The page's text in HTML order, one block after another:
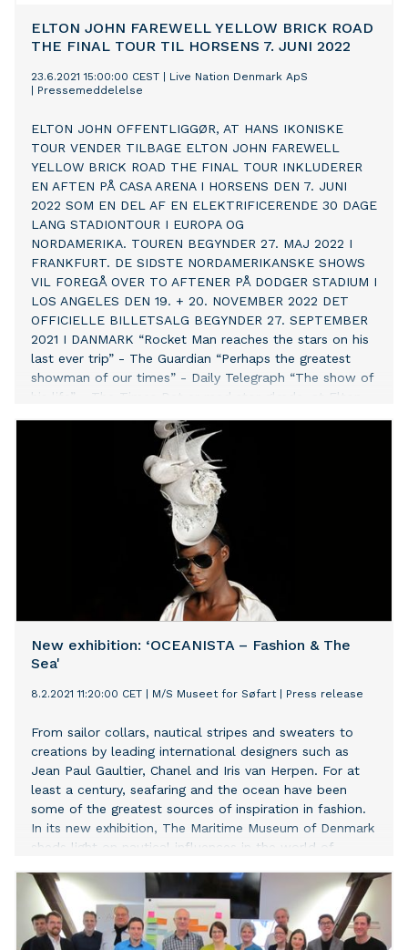
ELTON JOHN FAREWELL YELLOW BRICK ROAD
THE FINAL TOUR TIL HORSENS 7. JUNI 2022
23.6.2021 15:00:00 CEST
Live Nation Denmark ApS
Pressemeddelelse
ELTON JOHN OFFENTLIGGØR, AT HANS IKONISKE
TOUR VENDER TILBAGE ELTON JOHN FAREWELL
YELLOW BRICK ROAD THE FINAL TOUR INKLUDERER
EN AFTEN PÅ CASA ARENA I HORSENS DEN 7. JUNI
2022 SOM EN DEL AF EN ELEKTRIFICERENDE 30 DAGE
LANG STADIONTOUR I EUROPA OG
NORDAMERIKA. TOUREN BEGYNDER 27. MAJ 2022 I
FRANKFURT. DE SIDSTE NORDAMERIKANSKE SHOWS
VIL FOREGÅ OVER TO AFTENER PÅ DODGER STADIUM I
LOS ANGELES DEN 19. + 20. NOVEMBER 2022 DET
OFFICIELLE BILLETSALG BEGYNDER 27. SEPTEMBER
2021 I DANMARK “Rocket Man reaches the stars on his
last ever trip” - The Guardian “Perhaps the greatest
showman of our times” - Daily Telegraph “The show of
his life” - The Times Det er med stor glæde, at Elton
prisvindende Elton John Farewell Yellow Brick Road:
The Final Tour i UK, Europa og Nordamerika. Elton vil
afslutte sin verdensberømte tour på store stadions,
med start 27. maj 2022 i Frankfurt. Den sidste turné har
stop i nogle af Europas største byer, så som Milano og
New exhibition: ‘OCEANISTA – Fashion & The
Sea'
8.2.2021 11:20:00 CET M/S Museet for Søfart| Press release
From sailor collars, nautical stripes and sweaters to
creations by leading international designers such as
Jean Paul Gaultier, Chanel and Iris van Herpen. For at
least a century, seafaring and the ocean have been
some of the greatest sources of inspiration in fashion.
In its new exhibition, The Maritime Museum of Denmark
sheds light on nautical influences in the world of
maritime craftmanship framed by the seafaring history
behind it all. As the museum’s largest special exhibition
ever, ‘OCEANISTA – Fashion & The Sea’ is a celebration
of the ocean, seafaring and craftmanship. ”The